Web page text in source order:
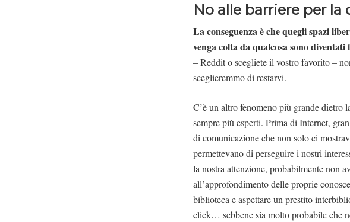
No alle barriere per la
La conseguenza è che quegli spazi
venga colta da qualcosa sono
– Reddit o scegliete il vostro favorito –
sceglieremmo di restarvi.
C’è un altro fenomeno più grande dietro
sempre più esperti. Prima di Internet,
di comunicazione che non solo ci
permettevano di perseguire i nostri
la nostra attenzione, probabilmente non
all’approfondimento delle proprie
biblioteca e aspettare un prestito
click… sebbene sia molto probabile che